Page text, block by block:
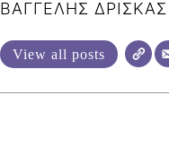
ΒΑΓΓΕΛΗΣ ΔΡΙΣΚΑΣ
View all posts